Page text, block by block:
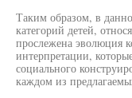
Таким образом, в
категорий детей,
прослежена эволюция
интерпретации,
социального
каждом из